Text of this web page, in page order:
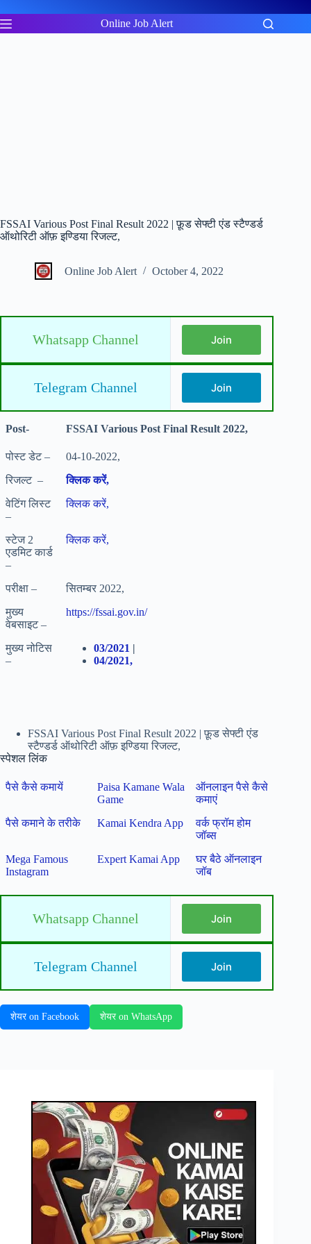
to
content
Online Job Alert
FSSAI Various Post Final Result 2022 | फ़ूड सेफ्टी एंड स्टैण्डर्ड
ऑथोरिटी ऑफ़ इण्डिया रिजल्ट,
Online Job Alert October 4, 2022
Whatsapp Channel Join
Telegram Channel Join
Post- FSSAI Various Post Final Result 2022,
पोस्ट डेट –
04-10-2022,
रिजल्ट –
क्लिक करें,
वेटिंग लिस्ट
–
क्लिक करें,
स्टेज 2
एडमिट कार्ड
–
क्लिक करें,
परीक्षा –
सितम्बर 2022,
मुख्य
वेबसाइट –
https://fssai.gov.in/
मुख्य नोटिस
–
03/2021 |
04/2021,
FSSAI Various Post Final Result 2022 | फ़ूड सेफ्टी एंड
स्टैण्डर्ड ऑथोरिटी ऑफ़ इण्डिया रिजल्ट,
स्पेशल लिंक
पैसे कैसे कमायें
Paisa Kamane Wala
Game
ऑनलाइन पैसे कैसे
कमाएं
पैसे कमाने के तरीके
Kamai Kendra App
वर्क फ्रॉम होम
जॉब्स
Mega Famous
Instagram
Expert Kamai App
घर बैठे ऑनलाइन
जॉब
Whatsapp Channel Join
Telegram Channel Join
शेयर on Facebook शेयर on WhatsApp